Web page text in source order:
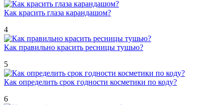
Как красить глаза карандашом?
4
Как правильно красить ресницы тушью?
5
Как определить срок годности косметики по коду?
6